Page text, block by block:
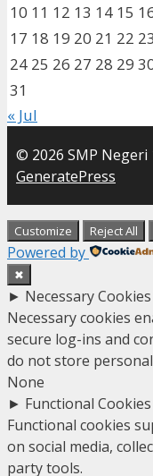
10 11 12 13 14 15
17 18 19 20 21 22 23
24 25 26 27 28 29
31
« Jul
© 2026 SMP Negeri
GeneratePress
Customize Reject All
Powered by
✖
► Necessary Cookies
Necessary cookies
secure log-ins and
do not store
None
► Functional Cookies
Functional cookies
on social media,
party tools.